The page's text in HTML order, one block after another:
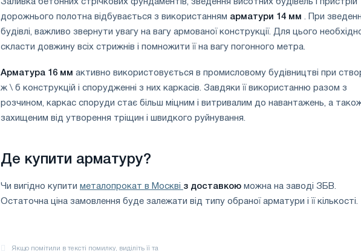
Заливка бетонних стрічкових фундаментів, зведення висотних будівель і пристрій
дорожнього полотна відбувається з використанням арматури 14 мм . При
будівлі, важливо звернути увагу на вагу армованої конструкції. Для цього
скласти довжину всіх стрижнів і помножити її на вагу погонного метра.
Арматура 16 мм активно використовується в промисловому будівництві при
ж \ б конструкцій і спорудженні з них каркасів. Завдяки її використанню разом з
розчином, каркас споруди стає більш міцним і витривалим до навантажень, а
захищеним від утворення тріщин і швидкого руйнування.
Де купити арматуру?
Чи вигідно купити металопрокат в Москві з доставкою можна на заводі ЗБВ.
Остаточна ціна замовлення буде залежати від типу обраної арматури і її кількості.